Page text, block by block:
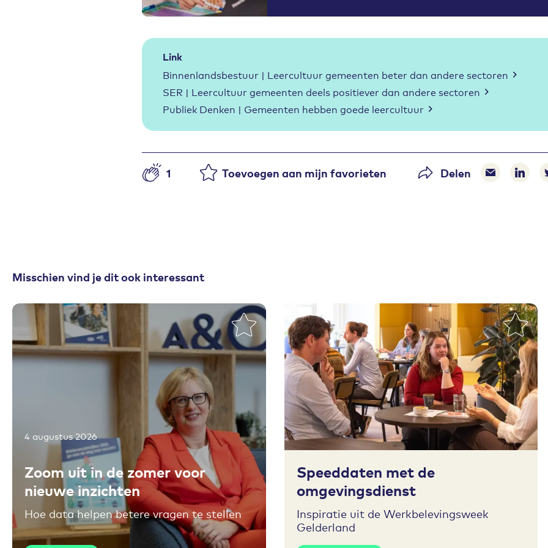
Link
Binnenlandsbestuur | Leercultuur gemeenten beter dan andere sectoren
SER | Leercultuur gemeenten deels positiever dan andere sectoren
Publiek Denken | Gemeenten hebben goede leercultuur
Aantal likes
1 Toevoegen aan mijn favorieten Delen Delen via
Misschien vind je dit ook interessant
Toevoegen aan favorieten
4 augustus 2026
Zoom uit in de zomer voor
nieuwe inzichten
Hoe data helpen betere vragen te stellen
Toevoegen aan favorieten
Speeddaten met de
omgevingsdienst
Inspiratie uit de Werkbelevingsweek
Gelderland